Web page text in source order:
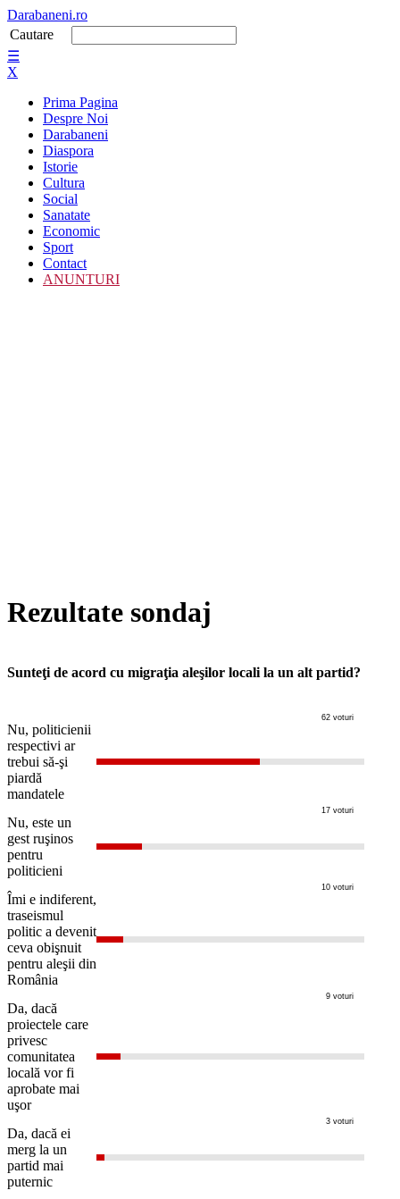
Darabaneni.ro
Cautare
☰
X
Prima Pagina
Despre Noi
Darabaneni
Diaspora
Istorie
Cultura
Social
Sanatate
Economic
Sport
Contact
ANUNTURI
Rezultate sondaj
Sunteţi de acord cu migraţia aleşilor locali la un alt partid?
62 voturi
Nu, politicienii
respectivi ar
trebui să-şi
piardă
mandatele
17 voturi
Nu, este un
gest ruşinos
pentru
politicieni
10 voturi
Îmi e indiferent,
traseismul
politic a devenit
ceva obişnuit
pentru aleşii din
România
9 voturi
Da, dacă
proiectele care
privesc
comunitatea
locală vor fi
aprobate mai
uşor
3 voturi
Da, dacă ei
merg la un
partid mai
puternic